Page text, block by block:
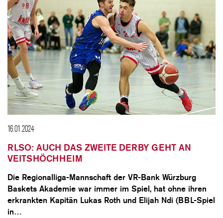
16.01.2024
RLSO: AUCH DAS ZWEITE DERBY GEHT AN
VEITSHÖCHHEIM
Die Regionalliga-Mannschaft der VR-Bank Würzburg
Baskets Akademie war immer im Spiel, hat ohne ihren
erkrankten Kapitän Lukas Roth und Elijah Ndi (BBL-Spiel
in…